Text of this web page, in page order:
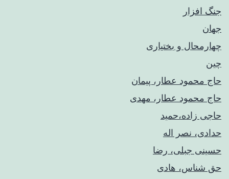
جنگ افزار
جهان
چهارمحال و بختیاری
چین
حاج محمود عطار، پیمان
حاج محمود عطار، مهدی
حاجی زاده،حمید
حدادی، نصر اله
حسینی جبلی، رضا
حق شناس، هادی